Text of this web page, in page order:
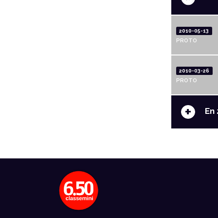
2010-05-13
PROTO
2010-03-26
PROTO
+ En